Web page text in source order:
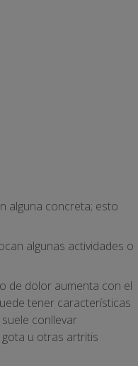
alguna concreta; esto
algunas actividades o
de dolor aumenta con el
tener características
conllevar
u otras artritis